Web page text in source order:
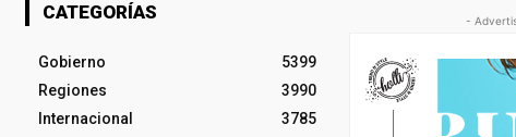
CATEGORÍAS
Gobierno
5399
Regiones
3990
Internacional
3785
-